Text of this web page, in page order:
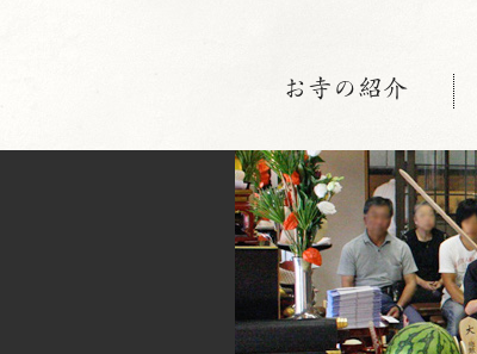
お寺の紹介